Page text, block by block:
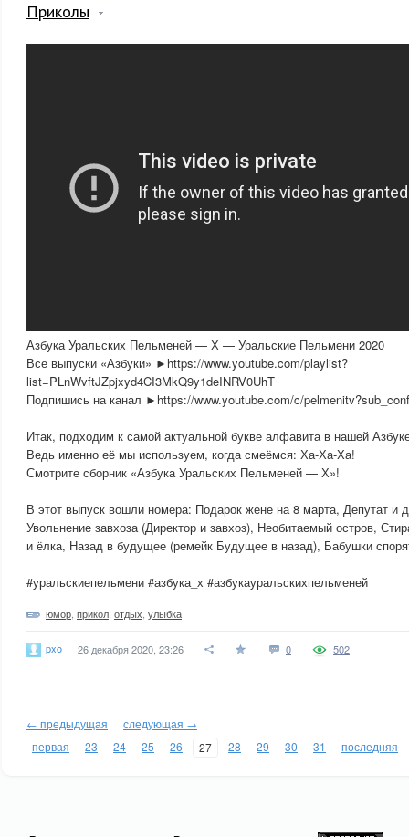
Приколы
Азбука Уральских Пельменей — Х — Уральские Пельмени 2020
Все выпуски «Азбуки» ►https://www.youtube.com/playlist?
list=PLnWvftJZpjxyd4CI3MkQ9y1deINRV0UhT
Подпишись на канал ►https://www.youtube.com/c/
Итак, подходим к самой актуальной букве алфавита в нашей
Ведь именно её мы используем, когда смеёмся: Ха-Ха-Ха!
Смотрите сборник «Азбука Уральских Пельменей — Х»!
В этот выпуск вошли номера: Подарок жене на 8 марта, Депутат и
Увольнение завхоза (Директор и завхоз), Необитаемый остров,
и ёлка, Назад в будущее (ремейк Будущее в назад), Бабушки
#уральскиепельмени #азбука_х #азбукауральскихпельменей
юмор прикол отдых улыбка
pxo 26 декабря 2020, 23:26 0 502
← предыдущая
следующая →
первая
23 24 25 26 27 28 29 30 31 последняя